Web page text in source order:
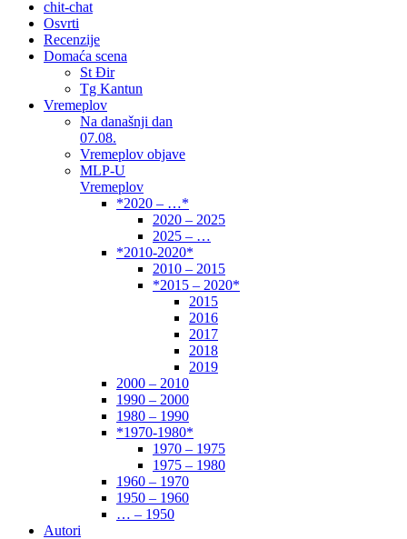
chit-chat
Osvrti
Recenzije
Domaća scena
St Đir
Tg Kantun
Vremeplov
Na današnji dan
07.08.
Vremeplov objave
MLP-U
Vremeplov
*2020 – …*
2020 – 2025
2025 – …
*2010-2020*
2010 – 2015
*2015 – 2020*
2015
2016
2017
2018
2019
2000 – 2010
1990 – 2000
1980 – 1990
*1970-1980*
1970 – 1975
1975 – 1980
1960 – 1970
1950 – 1960
… – 1950
Autori